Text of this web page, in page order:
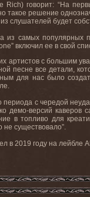
Rich) говорит: “На
такое решение
слушателей будет
из самых
включил ее в свой
артистов с большим
песне все детали,
для нас было
периода с чередой
демо-версий
в топливо для
не существовало”.
в 2019 году на лейбле